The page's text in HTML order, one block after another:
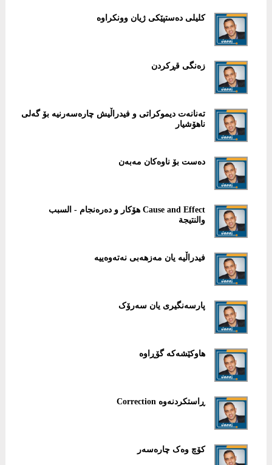
کلیلی دەستپێکی ژیان وونکراوە
زەنگی قڕکردن
تەنانەت دیموکراتی و فیدراڵیش چارەسەرنیە بۆ گەلی
ناهۆشیار
دەست بۆ ناوەکان مەبەن
Cause and Effect هۆکار و دەرەنجام - السبب
والنتيجة
فیدراڵیە یان مەزهەبی نەتەوەییە
پارسەنگیری یان سەرۆک
هاوکێشەکە گۆڕاوە
ڕاستکردنەوە Correction
کۆچ وەک چارەسەر